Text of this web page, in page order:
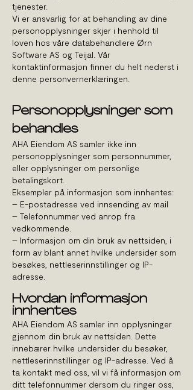
tjenester.
Vi er ansvarlig for at behandling av dine
personopplysninger skjer i henhold til
loven hos våre databehandlere Ørn
Software AS og Teijal. Vår
kontaktinformasjon finner du helt nederst i
denne personvernerklæringen.
Personopplysninger som
behandles
AHA Eiendom AS samler ikke inn
personopplysninger som personnummer,
eller opplysninger om personlige
betalingskort.
Eksempler på informasjon som innhentes:
– E-postadresse ved innsending av mail
– Telefonnummer ved anrop fra
vedkommende.
– Informasjon om din bruk av nettsiden, i
form av blant annet hvilke undersider som
besøkes, nettleserinnstillinger og IP-
adresse.
Hvordan informasjon
innhentes
AHA Eiendom AS samler inn opplysninger
gjennom din bruk av nettsiden. Dette
innebærer hvilke undersider du besøker,
nettleserinnstillinger og IP-adresse. Ved å
ta kontakt med oss, vil vi få informasjon om
ditt telefonnummer dersom du ringer oss,